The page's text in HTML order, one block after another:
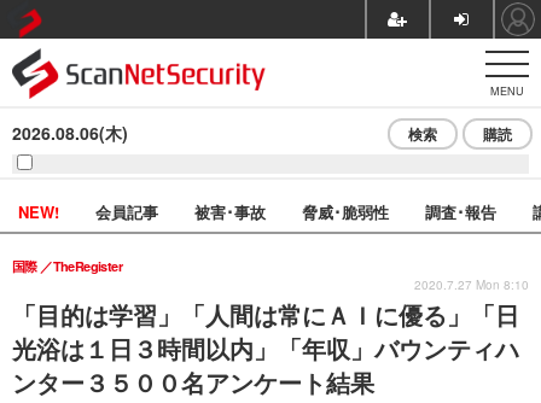
MENU
2026.08.06(木) 検索 購読
NEW! 会員記事 被害･事故 脅威･脆弱性 調査･報告
「目的は学習」「人間は常にＡＩに優る」「日
光浴は１日３時間以内」「年収」バウンティハ
ンター３５００名アンケート結果
国際 TheRegister
2020.7.27 Mon 8:10